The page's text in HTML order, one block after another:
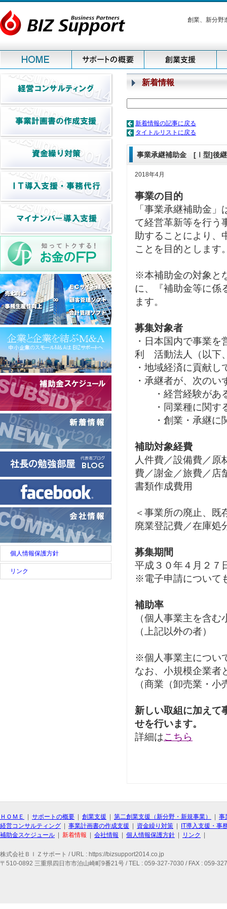
創業、新分野
個人情報保護方針
リンク
新着情報
新着情報の記事に戻る
タイトルリストに戻る
事業承継補助金 [Ⅰ型]後
2018年4月
事業の目的
「事業承継補助金
て経営革新等を行う
助することにより、
ことを目的とします
※本補助金の対象と
に、『補助金等に係
ます。
募集対象者
・日本国内で事業
利 活動法人（以下
・地域経済に貢献
・承継者が、次の
・経営経験があ
・同業種に関す
・創業・承継に関
補助対象経費
人件費／設備費／原
費／謝金／旅費／店
書類作成費用
＜事業所の廃止、既
廃業登記費／在庫処
募集期間
平成３０年４月２７
※電子申請について
補助率
（個人事業主を含
（上記以外の
※個人事業主につい
なお、小規模企業者
（商業（卸売業・
新しい取組に加えて
せを行います。
詳細はこちら
ＨＯＭＥ サポートの概要 創業支援 第二創業支援（新分野・新規事業）
事
経営コンサルティング
事業計画書の作成支援 資金繰り対策
IT導入支援・事
補助金スケジュール
新着情報 会社情報 個人情報保護方針 リンク
株式会社ＢＩＺサポート / URL : https://bizsupport2014.co.jp
〒510-0892 三重県四日市市泊山崎町9番21号 / TEL : 059-327-7030 / FAX : 059-